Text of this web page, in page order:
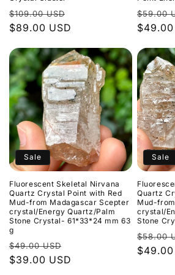
Normaler
Preis
$109.00 USD
Verkaufspreis
$89.00 USD
Preis
$59.00
$49.00
Sale
Fluorescent Skeletal Nirvana
Quartz Crystal Point with Red
Mud-from Madagascar Scepter
crystal/Energy Quartz/Palm
Stone Crystal- 61*33*24 mm 63
g
Normaler
Preis
$49.00 USD
Verkaufspreis
$39.00 USD
Sale
Quartz
Mud-
crystal/
Stone
Preis
$58.00
$49.00